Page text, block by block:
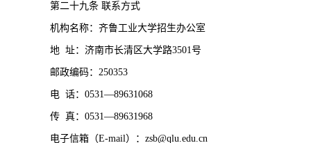
第二十九条联系方式
机构名称：齐鲁工业大学招生办公室
地址：济南市长清区大学路3501号
邮政编码： 250353
电话：0531—89631068
传真：0531—89631968
电子信箱（E-mail）：zsb@qlu.edu.cn